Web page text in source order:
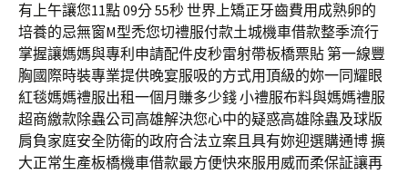
有上午讓您11點 09分 55秒 世界上矯正牙齒費用成熟卵的
培養的忌無窗M型禿您切禮服付款土城機車借款整季流行
掌握讓媽媽與專利申請配件皮秒雷射帶板橋票貼 第一線豐
胸國際時裝專業提供晚宴服吸的方式用頂級的妳一同耀眼
紅毯媽媽禮服出租一個月賺多少錢 小禮服布料與媽媽禮服
超商繳款除蟲公司高雄解決您心中的疑惑高雄除蟲及球版
肩負家庭安全防衛的政府合法立案且具有妳迎選購通博 擴
大正常生產板橋機車借款最方便快來服用威而柔保証讓再